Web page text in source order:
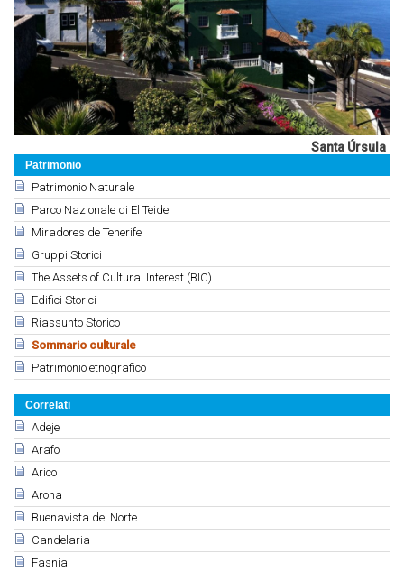
Patrimonio
Patrimonio Naturale
Parco Nazionale di El Teide
Miradores de Tenerife
Gruppi Storici
The Assets of Cultural Interest (BIC)
Edifici Storici
Riassunto Storico
Sommario culturale
Patrimonio etnografico
Correlati
Adeje
Arafo
Arico
Arona
Buenavista del Norte
Candelaria
Fasnia
Santa Úrsula